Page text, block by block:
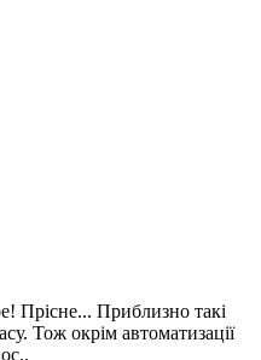
Прісне... Приблизно такі
Тож окрім автоматизації